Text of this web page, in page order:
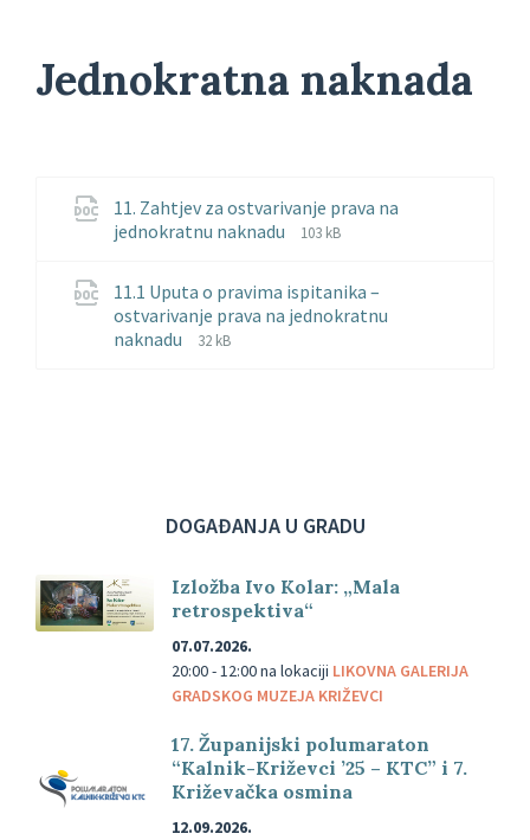
Jednokratna naknada
11. Zahtjev za ostvarivanje prava na
jednokratnu naknadu
File
File
103 kB
11.1 Uputa o pravima ispitanika –
ostvarivanje prava na jednokratnu
naknadu
File
File
32 kB
DOGAĐANJA U GRADU
Izložba Ivo Kolar: „Mala
retrospektiva“
07.07.2026.
20:00 - 12:00na lokaciji LIKOVNA GALERIJA
GRADSKOG MUZEJA KRIŽEVCI
17. Županijski polumaraton
“Kalnik-Križevci ’25 – KTC” i 7.
Križevačka osmina
12.09.2026.